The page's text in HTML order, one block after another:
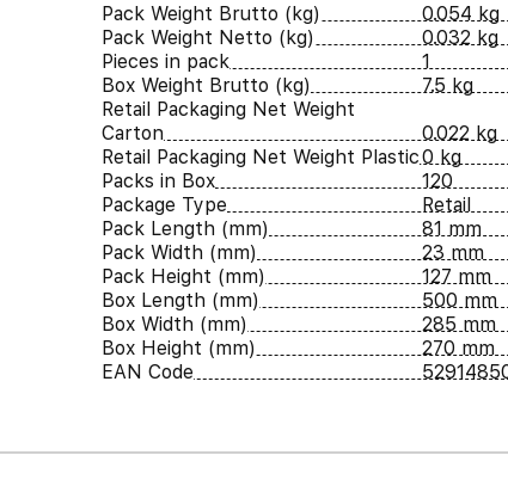
Pack Weight Brutto (kg)
0.054 kg
Pack Weight Netto (kg)
0.032 kg
Pieces in pack
1
Box Weight Brutto (kg)
7.5 kg
Retail Packaging Net Weight
Carton
0.022 kg
Retail Packaging Net Weight Plastic0 kg
Packs in Box
120
Package Type
Retail
Pack Length (mm)
81 mm
Pack Width (mm)
23 mm
Pack Height (mm)
127 mm
Box Length (mm)
500 mm
Box Width (mm)
285 mm
Box Height (mm)
270 mm
EAN Code